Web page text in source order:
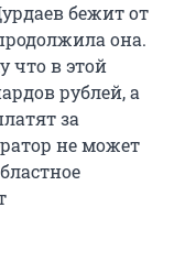
бежит от
она.
что в этой
рублей, а
за
не может